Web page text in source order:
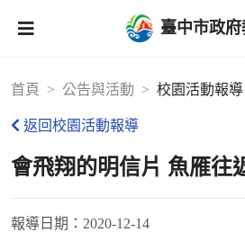
臺中市政
首頁 公告與活動 校園活動報導
返回校園活動報導
會飛翔的明信片 魚雁往
報導日期： 2020-12-14